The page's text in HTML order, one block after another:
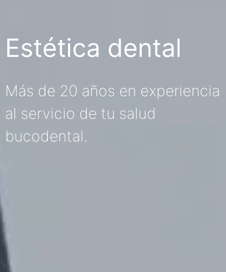
Estética dental
Más de 20 años en experiencia
al servicio de tu salud
bucodental.